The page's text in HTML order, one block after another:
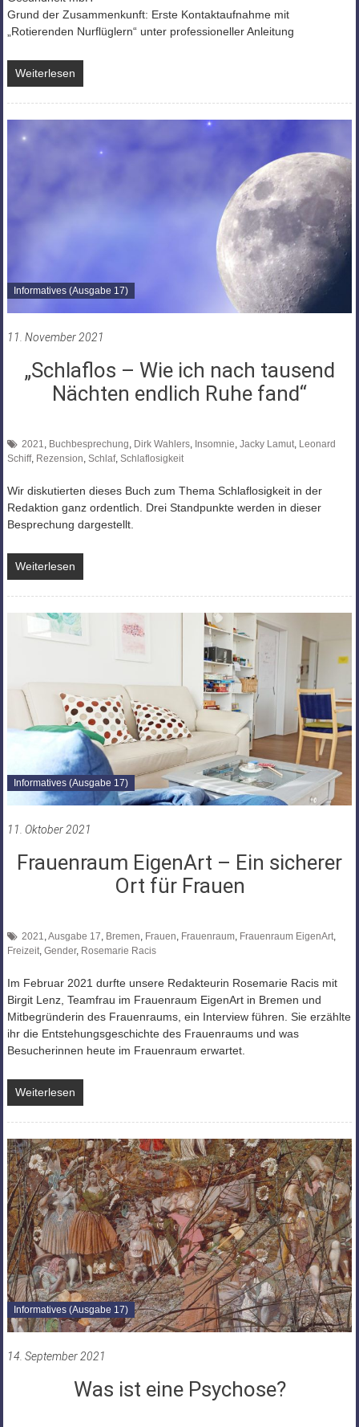
Grund der Zusammenkunft: Erste Kontaktaufnahme mit
„Rotierenden Nurflüglern“ unter professioneller Anleitung
Weiterlesen
Informatives (Ausgabe 17)
11. November 2021
„Schlaflos – Wie ich nach tausend
Nächten endlich Ruhe fand“
2021 Buchbesprechung Dirk Wahlers, Insomnie Jacky Lamut, Leonard
Schiff, Rezension Schlaf, Schlaflosigkeit
Wir diskutierten dieses Buch zum Thema Schlaflosigkeit in der
Redaktion ganz ordentlich. Drei Standpunkte werden in dieser
Besprechung dargestellt.
Weiterlesen
Informatives (Ausgabe 17)
11. Oktober 2021
Frauenraum EigenArt – Ein sicherer
Ort für Frauen
2021,Ausgabe 17, Bremen, Frauen, Frauenraum, Frauenraum EigenArt,
Freizeit, Gender, Rosemarie Racis
Im Februar 2021 durfte unsere Redakteurin Rosemarie Racis mit
Birgit Lenz, Teamfrau im Frauenraum EigenArt in Bremen und
Mitbegründerin des Frauenraums, ein Interview führen. Sie erzählte
ihr die Entstehungsgeschichte des Frauenraums und was
Besucherinnen heute im Frauenraum erwartet.
Weiterlesen
Informatives (Ausgabe 17)
14. September 2021
Was ist eine Psychose?